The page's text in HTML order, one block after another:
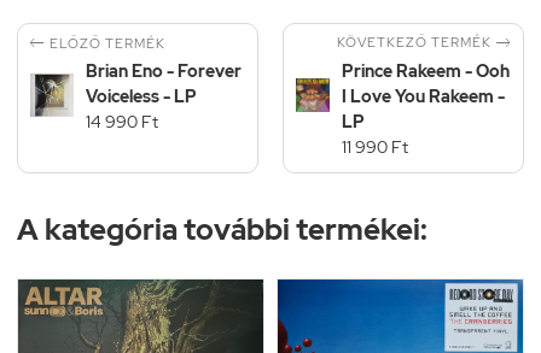
 ELŐZŐ TERMÉK
Brian Eno - Forever
Voiceless - LP
14 990 Ft
KÖVETKEZŐ TERMÉK 
Prince Rakeem - Ooh
I Love You Rakeem -
LP
11 990 Ft
A kategória további termékei: